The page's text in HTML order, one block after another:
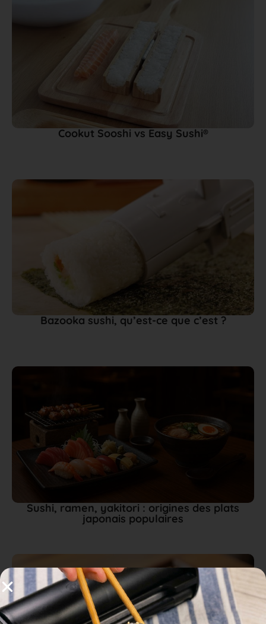
Cookut Sooshi vs Easy Sushi®
Bazooka sushi, qu’est-ce que c’est ?
Sushi, ramen, yakitori : origines des plats
japonais populaires